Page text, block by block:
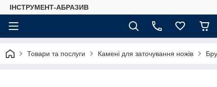
ІНСТРУМЕНТ-АБРАЗИВ
Товари та послуги Камені для заточування ножів